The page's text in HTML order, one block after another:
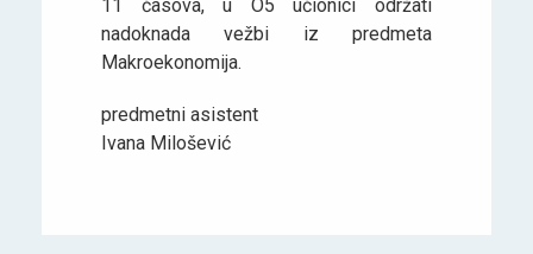
11 časova, u O5 učionici održati
nadoknada vežbi iz predmeta
Makroekonomija.
predmetni asistent
Ivana Milošević